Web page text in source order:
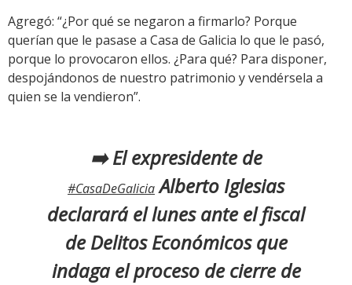
Agregó: “¿Por qué se negaron a firmarlo? Porque
querían que le pasase a Casa de Galicia lo que le pasó,
porque lo provocaron ellos. ¿Para qué? Para disponer,
despojándonos de nuestro patrimonio y vendérsela a
quien se la vendieron”.
➡️ El expresidente de
#CasaDeGaliciaAlberto Iglesias
declarará el lunes ante el fiscal
de Delitos Económicos que
indaga el proceso de cierre de